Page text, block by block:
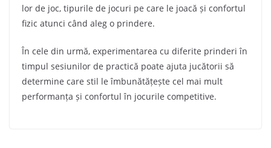
lor de joc, tipurile de jocuri pe care le joacă și confortul
fizic atunci când aleg o prindere.
În cele din urmă, experimentarea cu diferite prinderi în
timpul sesiunilor de practică poate ajuta jucătorii să
determine care stil le îmbunătățește cel mai mult
performanța și confortul în jocurile competitive.